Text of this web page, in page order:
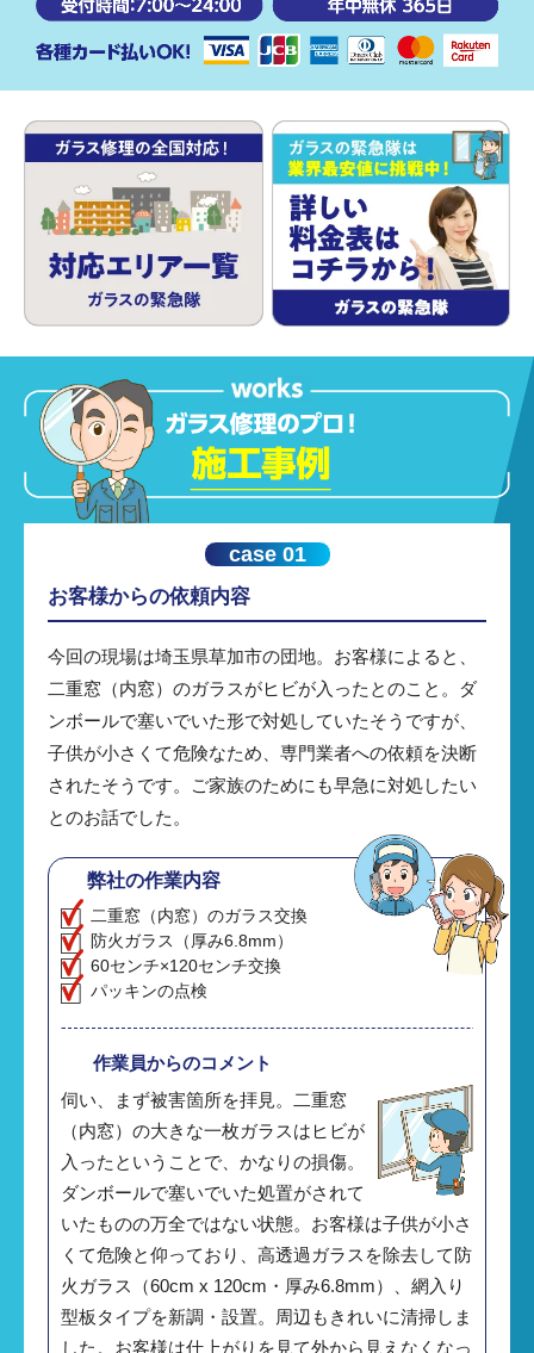
case 01
お客様からの依頼内容
今回の現場は埼玉県草加市の団地。お客様によると、
二重窓（内窓）のガラスがヒビが入ったとのこと。ダ
ンボールで塞いでいた形で対処していたそうですが、
子供が小さくて危険なため、専門業者への依頼を決断
されたそうです。ご家族のためにも早急に対処したい
とのお話でした。
弊社の作業内容
二重窓（内窓）のガラス交換
防火ガラス（厚み6.8mm）
60センチ×120センチ交換
パッキンの点検
作業員からのコメント
伺い、まず被害箇所を拝見。二重窓
（内窓）の大きな一枚ガラスはヒビが
入ったということで、かなりの損傷。
ダンボールで塞いでいた処置がされて
いたものの万全ではない状態。お客様は子供が小さ
くて危険と仰っており、高透過ガラスを除去して防
火ガラス（60cm x 120cm・厚み6.8mm）、網入り
型板タイプを新調・設置。周辺もきれいに清掃しま
した。お客様は仕上がりを見て外から見えなくなっ